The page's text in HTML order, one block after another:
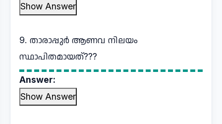
Show Answer
9. താരാപ്പുർ ആണവ നിലയം
സ്ഥാപിതമായത്???
Answer:
Show Answer